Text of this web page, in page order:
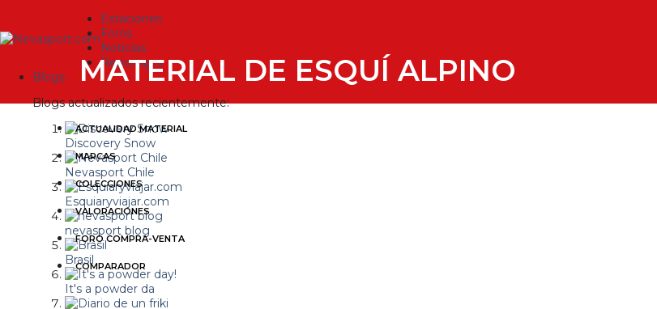
Estaciones
Foros
Noticias
Reportajes
Blogs
Blogs actualizados recientemente:
Discovery Snow
Nevasport Chile
Esquiaryviajar.com
nevasport blog
Brasil
It's a powder da
MATERIAL DE ESQUÍ ALPINO
ACTUALIDAD MATERIAL
MARCAS
COLECCIONES
VALORACIONES
FORO COMPRA-VENTA
COMPARADOR